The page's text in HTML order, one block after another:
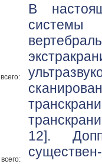
всего:
всего:
В
системы
12].